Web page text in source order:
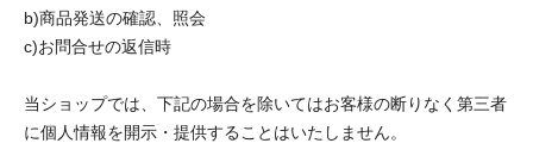
b)商品発送の確認、照会
c)お問合せの返信時
当ショップでは、下記の場合を除いてはお客様の断りなく第三者
に個人情報を開示・提供することはいたしません。